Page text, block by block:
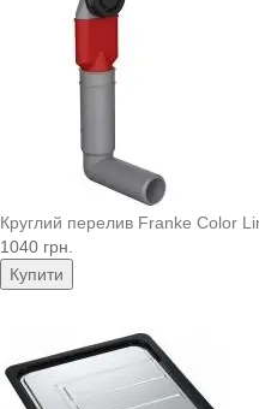
Круглий перелив Franke Color
1040 грн.
Купити